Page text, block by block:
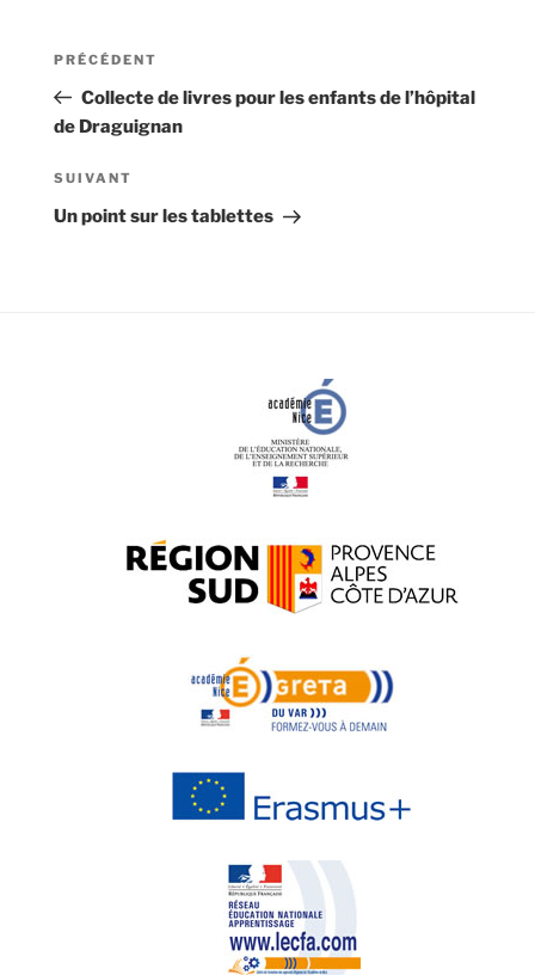
Navigation
l’article
Article
précédent
PRÉCÉDENT
Collecte de livres pour les enfants de l’hôpital
de Draguignan
Article
suivant
SUIVANT
Un point sur les tablettes